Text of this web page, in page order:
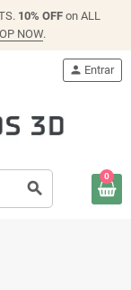
10% OFF on ALL
NOW.
search
person Entrar
0